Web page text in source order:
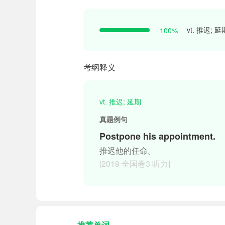
100% vt. 推迟; 延
考纲释义
vt. 推迟; 延期
真题例句
Postpone his appointment.
推迟他的任命。
[2019 全国卷3 听力]